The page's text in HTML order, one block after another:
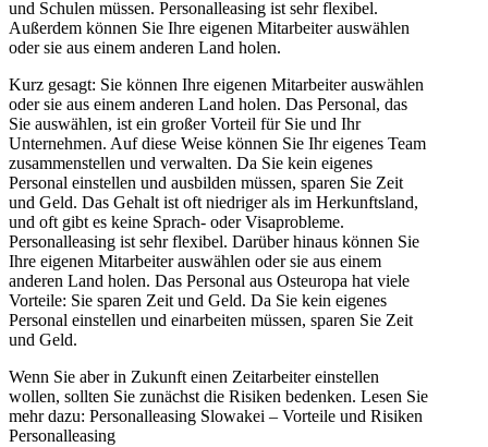
und Schulen müssen. Personalleasing ist sehr flexibel.
Außerdem können Sie Ihre eigenen Mitarbeiter auswählen
oder sie aus einem anderen Land holen.
Kurz gesagt: Sie können Ihre eigenen Mitarbeiter auswählen
oder sie aus einem anderen Land holen. Das Personal, das
Sie auswählen, ist ein großer Vorteil für Sie und Ihr
Unternehmen. Auf diese Weise können Sie Ihr eigenes Team
zusammenstellen und verwalten. Da Sie kein eigenes
Personal einstellen und ausbilden müssen, sparen Sie Zeit
und Geld. Das Gehalt ist oft niedriger als im Herkunftsland,
und oft gibt es keine Sprach- oder Visaprobleme.
Personalleasing ist sehr flexibel. Darüber hinaus können Sie
Ihre eigenen Mitarbeiter auswählen oder sie aus einem
anderen Land holen. Das Personal aus Osteuropa hat viele
Vorteile: Sie sparen Zeit und Geld. Da Sie kein eigenes
Personal einstellen und einarbeiten müssen, sparen Sie Zeit
und Geld.
Wenn Sie aber in Zukunft einen Zeitarbeiter einstellen
wollen, sollten Sie zunächst die Risiken bedenken. Lesen Sie
mehr dazu: Personalleasing Slowakei – Vorteile und Risiken
Personalleasing